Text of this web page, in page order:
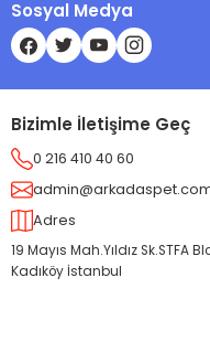
Sosyal Medya
Bizimle İletişime Geç
0 216 410 40 60
Adres
19 Mayıs Mah.Yıldız Sk.STFA
Kadıköy İstanbul